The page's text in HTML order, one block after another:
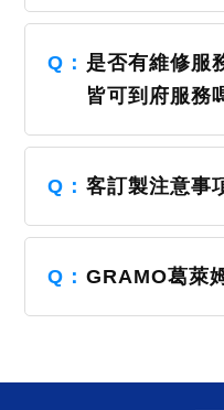
Q： 是否有維修服
皆可到府服務
Q： 客訂製注意事
Q： GRAMO葛萊